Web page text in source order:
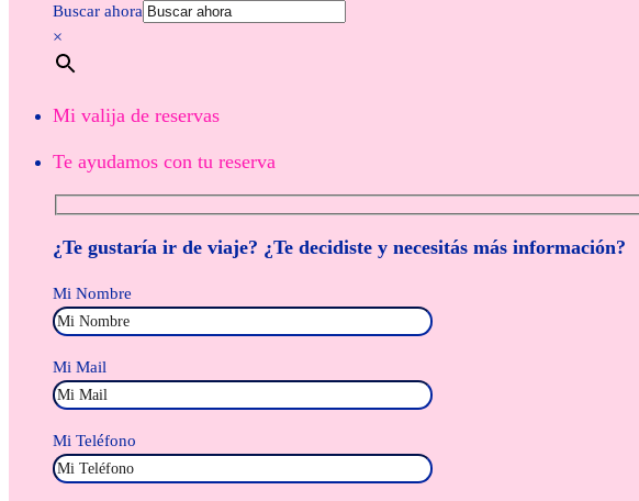
Buscar ahora
×
Mi valija de reservas
Te ayudamos con tu reserva
¿Te gustaría ir de viaje? ¿Te decidiste y necesitás más información?
Mi Nombre
Mi Mail
Mi Teléfono